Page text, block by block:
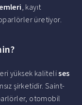
, kayıt
üretiyor.
yüksek kalitelises
şirketidir. Saint-
otomobil